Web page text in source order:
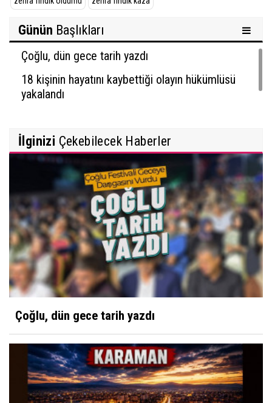
Günün Başlıkları
Çoğlu, dün gece tarih yazdı
18 kişinin hayatını kaybettiği olayın hükümlüsü
yakalandı
İlginizi Çekebilecek Haberler
Çoğlu, dün gece tarih yazdı